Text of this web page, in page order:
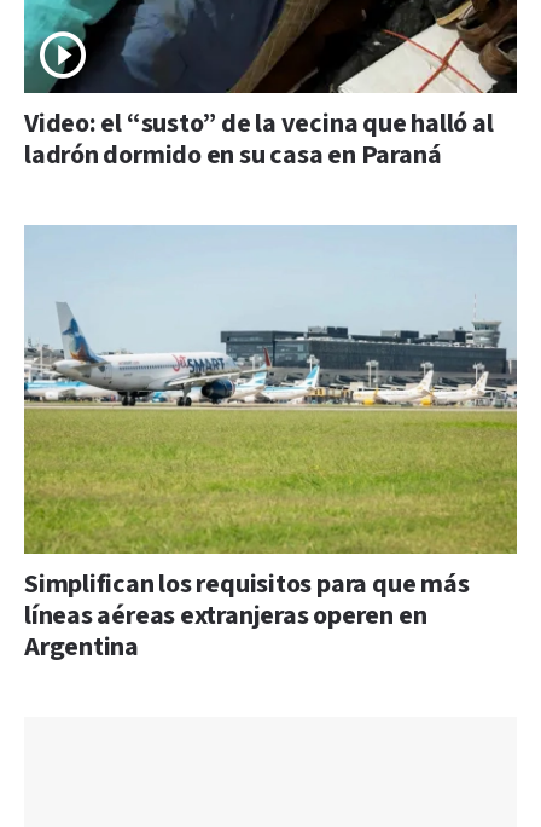
Video: el “susto” de la vecina que halló al
ladrón dormido en su casa en Paraná
Simplifican los requisitos para que más
líneas aéreas extranjeras operen en
Argentina